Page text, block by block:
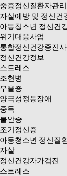
중증정신질환자관
자살예방 및 정신건
아동청소년 정신건
위기대응사업
통합정신건강증진
정신건강정보
스트레스
조현병
우울증
양극성정동장애
중독
불안증
조기정신증
아동청소년 정신질
자살
정신건강자가검진
스트레스